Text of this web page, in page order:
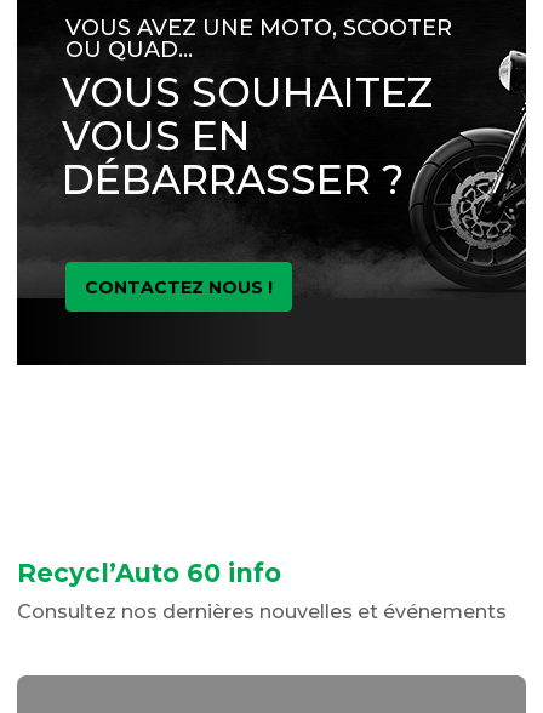
VOUS AVEZ UNE MOTO, SCOOTER
OU QUAD…
VOUS SOUHAITEZ
VOUS EN
DÉBARRASSER ?
CONTACTEZ NOUS !
Recycl’Auto 60 info
Consultez nos dernières nouvelles et événements